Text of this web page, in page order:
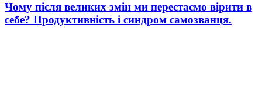
Чому після великих змін ми перестаємо вірити в
себе? Продуктивність і синдром самозванця.